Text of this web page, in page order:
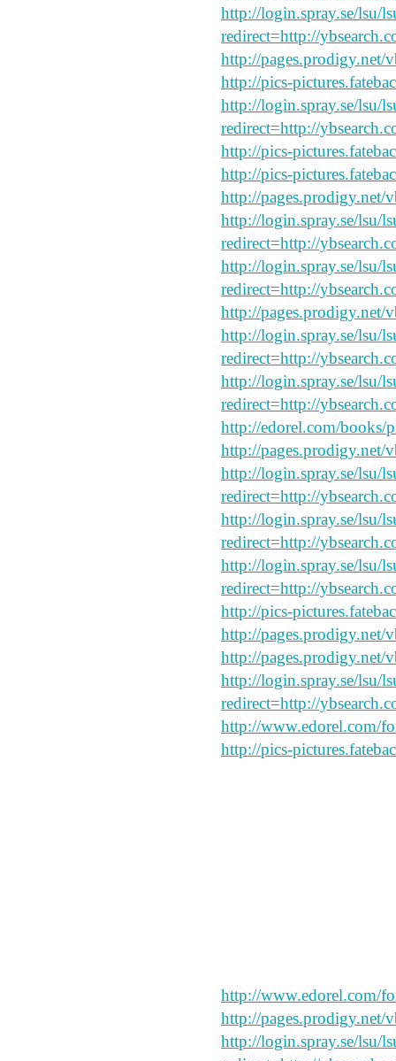
http://login.spray.se/lsu/
redirect=http://
http://pages.prodigy.net/
http://pics-
http://login.spray.se/lsu/
redirect=http://
http://pics-
http://pics-
http://pages.prodigy.net/
http://login.spray.se/lsu/
redirect=http://
http://login.spray.se/lsu/
redirect=http://
http://pages.prodigy.net/
http://login.spray.se/lsu/
redirect=http://
http://login.spray.se/lsu/
redirect=http://
http://edorel.com/books/
http://pages.prodigy.net/
http://login.spray.se/lsu/
redirect=http://
http://login.spray.se/lsu/
redirect=http://
http://login.spray.se/lsu/
redirect=http://
http://pics-
http://pages.prodigy.net/
http://pages.prodigy.net/
http://login.spray.se/lsu/
redirect=http://
http://www.edorel.com/
http://pics-
http://www.edorel.com/
http://pages.prodigy.net/
http://login.spray.se/lsu/